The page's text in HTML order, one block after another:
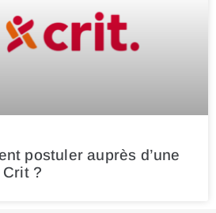
postuler auprès d’une
?